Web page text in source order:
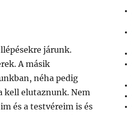
járunk.
A másik
néha pedig
kell elutaznunk. Nem
és a testvéreim is és